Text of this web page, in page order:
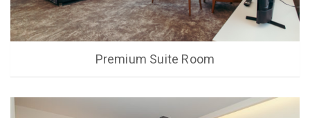
Premium Suite Room